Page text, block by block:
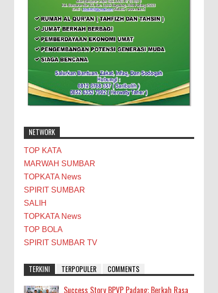
NETWORK
TOP KATA
MARWAH SUMBAR
TOPKATA News
SPIRIT SUMBAR
SALIH
TOPKATA News
TOP BOLA
SPIRIT SUMBAR TV
TERKINI TERPOPULER COMMENTS
Success Story BPVP Padang: Berkah Rasa